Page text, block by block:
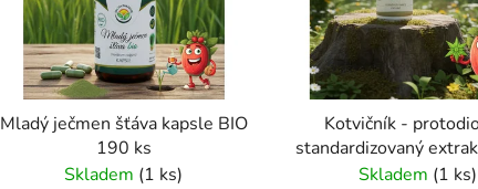
Mladý ječmen šťáva kapsle BIO
190 ks
Skladem (1 ks)
Kotvičník -
standardizovaný
100 ks
Skladem (1 ks)